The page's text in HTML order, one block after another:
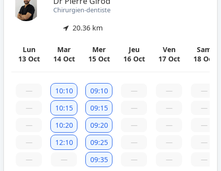
Chirurgien-dentiste
20.36 km
Lun
13 Oct
Mar
14 Oct
Mer
15 Oct
Jeu
16 Oct
Ven
17 Oct
Sam
18 Oct
—
—
—
—
—
10:10
10:15
10:20
12:10
—
09:10
09:15
09:20
09:25
09:35
—
—
—
—
—
—
—
—
—
—
—
—
—
—
—